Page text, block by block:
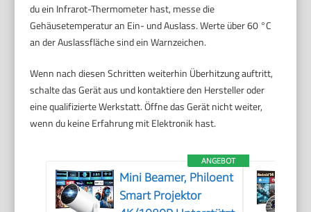
du ein Infrarot-Thermometer hast, messe die
Gehäusetemperatur an Ein- und Auslass. Werte über 60 °C
an der Auslassfläche sind ein Warnzeichen.
Wenn nach diesen Schritten weiterhin Überhitzung auftritt,
schalte das Gerät aus und kontaktiere den Hersteller oder
eine qualifizierte Werkstatt. Öffne das Gerät nicht weiter,
wenn du keine Erfahrung mit Elektronik hast.
ANGEBOT
Mini Beamer, Philoent
Smart Projektor